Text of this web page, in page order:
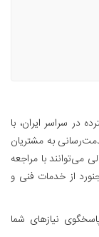
در سراسر ایران، با
به مشتریان
می‌توانند با مراجعه
از خدمات فنی و
۱۵۶۵، به‌صورت ۲۴ ساعته پاسخگوی نیازهای شما